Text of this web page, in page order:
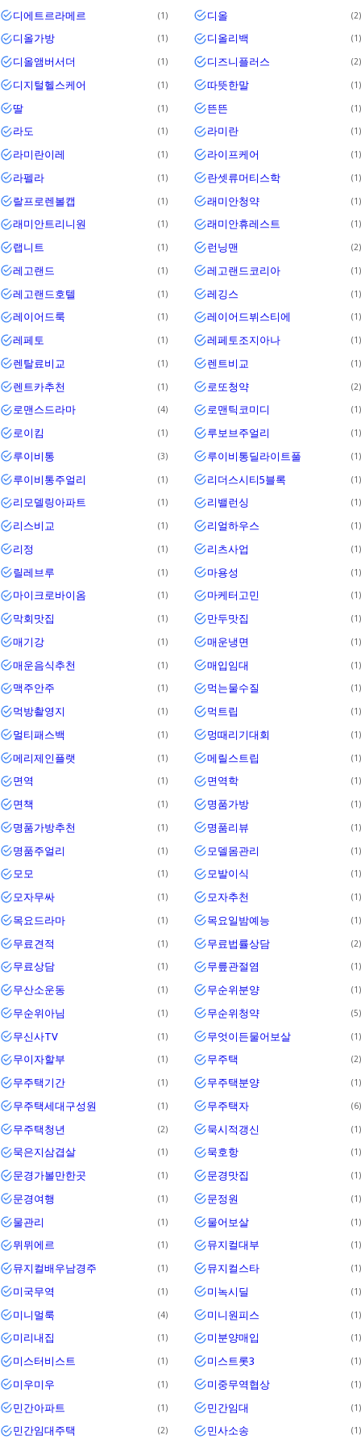
디에트르라메르 1 디올 2
디올가방 1 디올리백 1
디올앰버서더 1 디즈니플러스 2
디지털헬스케어 1 따뜻한말 1
딸 1 뜬뜬 1
라도 1 라미란 1
라미란이레 1 라이프케어 1
라펠라 1 란셋류머티스학 1
랄프로렌볼캡 1 래미안청약 1
래미안트리니원 1 래미안휴레스트 1
랩니트 1 런닝맨 2
레고랜드 1 레고랜드코리아 1
레고랜드호텔 1 레깅스 1
레이어드룩 1 레이어드뷔스티에 1
레페토 1 레페토조지아나 1
렌탈료비교 1 렌트비교 1
렌트카추천 1 로또청약 2
로맨스드라마 4 로맨틱코미디 1
로이킴 1 루보브주얼리 1
루이비통 3 루이비통딜라이트풀 1
루이비통주얼리 1 리더스시티5블록 1
리모델링아파트 1 리밸런싱 1
리스비교 1 리얼하우스 1
리정 1 리츠사업 1
릴레브루 1 마용성 1
마이크로바이옴 1 마케터고민 1
막회맛집 1 만두맛집 1
매기강 1 매운냉면 1
매운음식추천 1 매입임대 1
맥주안주 1 먹는물수질 1
먹방촬영지 1 먹트립 1
멀티패스백 1 멍때리기대회 1
메리제인플랫 1 메릴스트립 1
면역 1 면역학 1
면책 1 명품가방 1
명품가방추천 1 명품리뷰 1
명품주얼리 1 모델몸관리 1
모모 1 모발이식 1
모자무싸 1 모자추천 1
목요드라마 1 목요일밤예능 1
무료견적 1 무료법률상담 2
무료상담 1 무릎관절염 1
무산소운동 1 무순위분양 1
무순위아님 1 무순위청약 5
무신사TV 1 무엇이든물어보살 1
무이자할부 1 무주택 2
무주택기간 1 무주택분양 1
무주택세대구성원 1 무주택자 6
무주택청년 2 묵시적갱신 1
묵은지삼겹살 1 묵호항 1
문경가볼만한곳 1 문경맛집 1
문경여행 1 문정원 1
물관리 1 물어보살 1
뮈뮈에르 1 뮤지컬대부 1
뮤지컬배우남경주 1 뮤지컬스타 1
미국무역 1 미녹시딜 1
미니멀룩 4 미니원피스 1
미리내집 1 미분양매입 1
미스터비스트 1 미스트롯3 1
미우미우 1 미중무역협상 1
민간아파트 1 민간임대 1
민간임대주택 2 민사소송 1